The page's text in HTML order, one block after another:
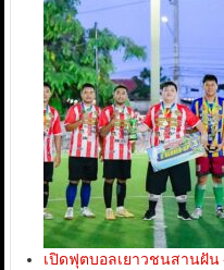
เปิดฟุตบอลเยาวชนสานฝั